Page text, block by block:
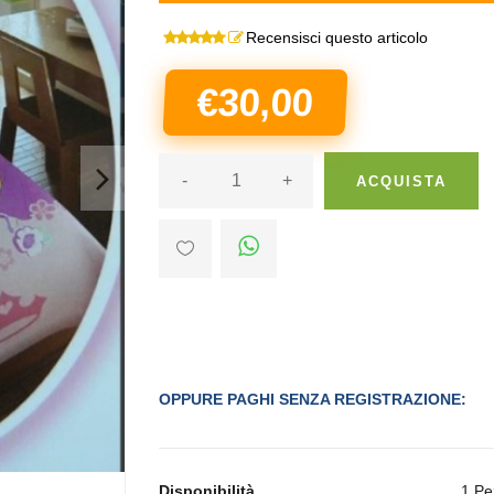
>
Recensisci questo articolo
€30,00
- + ACQUISTA
OPPURE PAGHI SENZA REGISTRAZIONE: